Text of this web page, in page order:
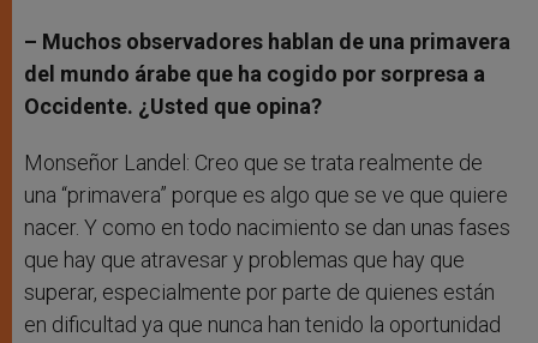
– Muchos observadores hablan de una primavera
del mundo árabe que ha cogido por sorpresa a
Occidente. ¿Usted que opina?
Monseñor Landel: Creo que se trata realmente de
una “primavera” porque es algo que se ve que quiere
nacer. Y como en todo nacimiento se dan unas fases
que hay que atravesar y problemas que hay que
superar, especialmente por parte de quienes están
en dificultad ya que nunca han tenido la oportunidad